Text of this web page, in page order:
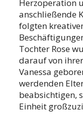
Herzoperation
anschließende
folgten
Tochter Rose
darauf von
Vanessa
werdenden
beabsichtigen,
Einheit